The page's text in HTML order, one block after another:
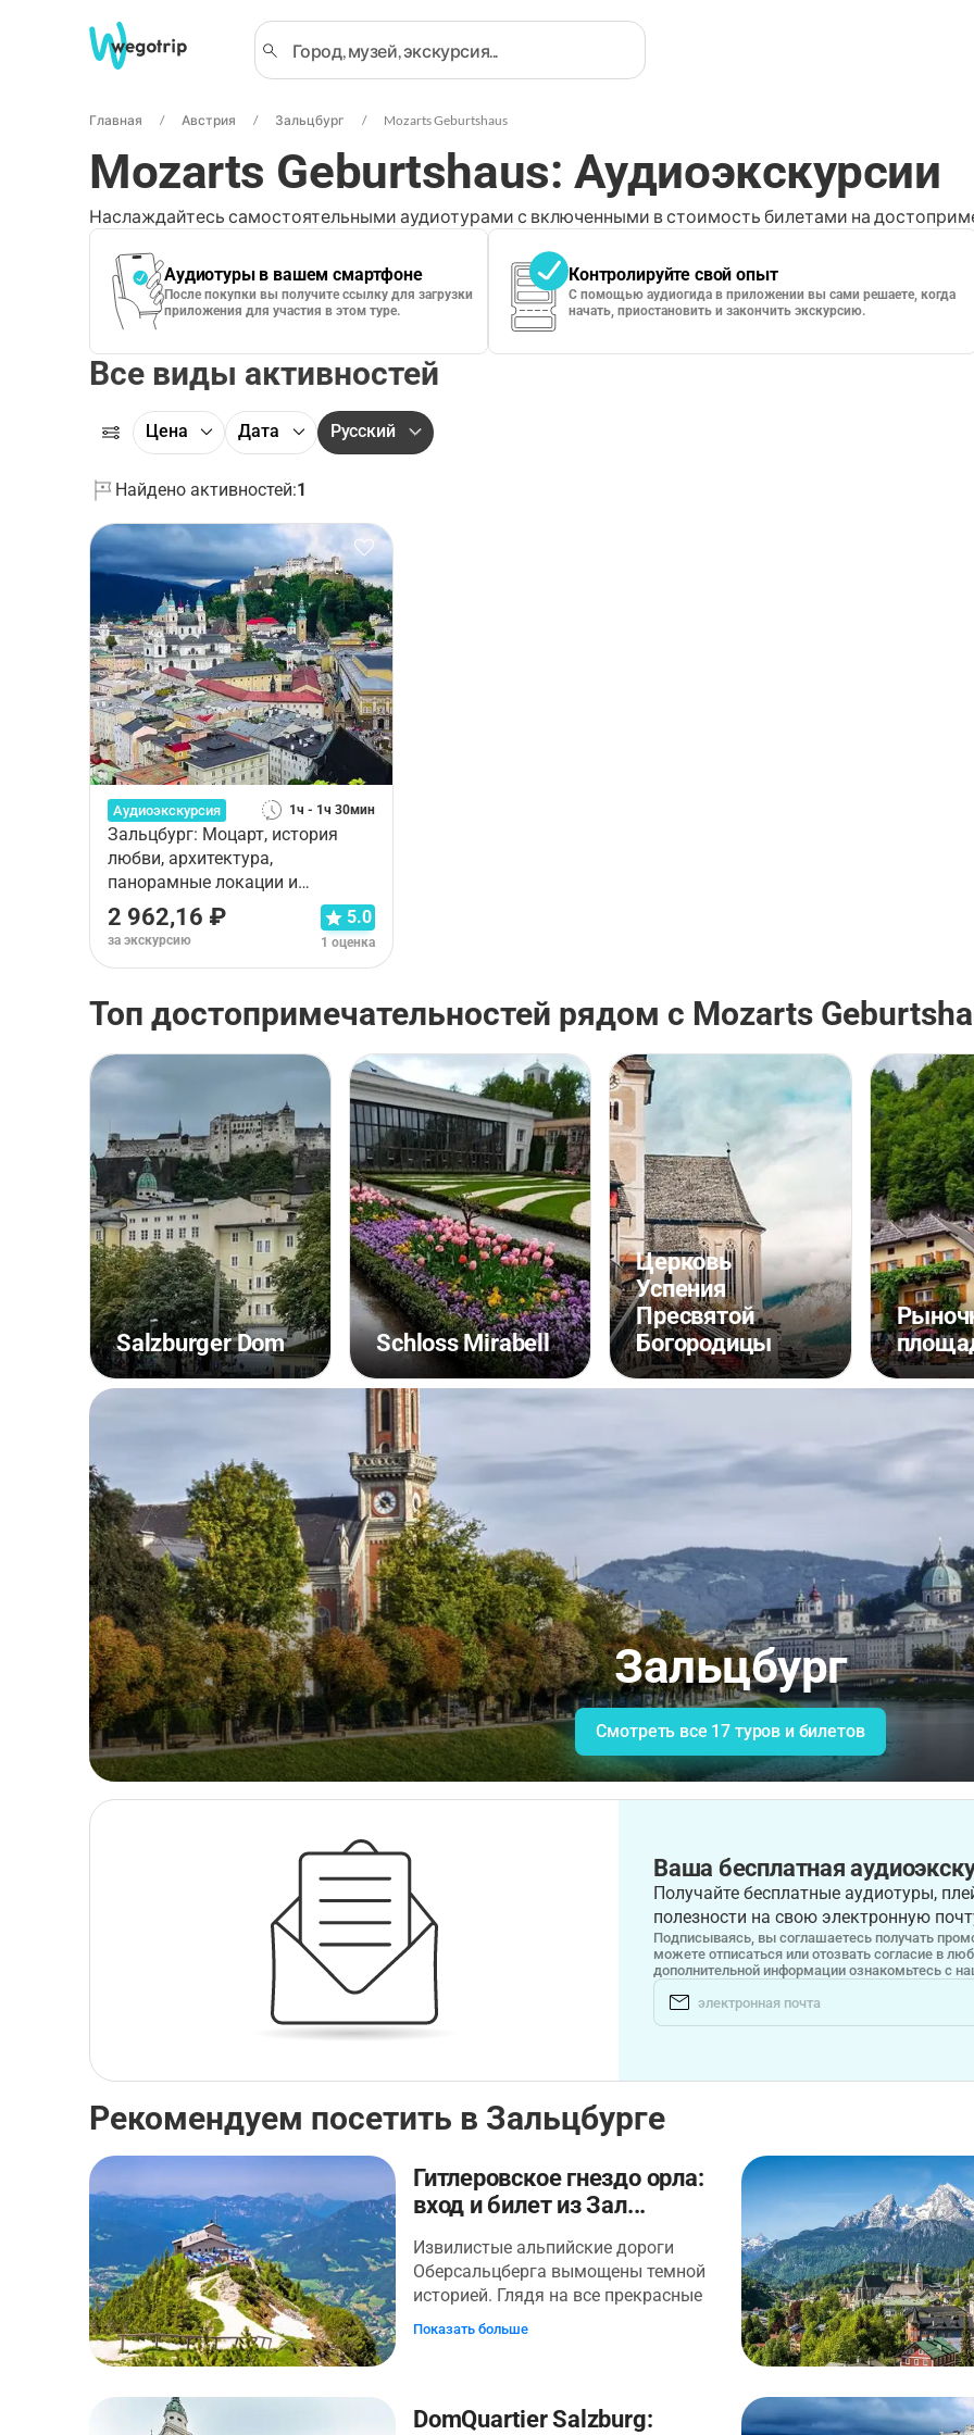
Главная Австрия Зальцбург Mozarts Geburtshaus
Mozarts Geburtshaus: Аудиоэкскурсии
Наслаждайтесь самостоятельными аудиотурами с включенными в стоимость билетами на
Аудиотуры в вашем смартфоне
После покупки вы получите ссылку для загрузки
приложения для участия в этом туре.
Контролируйте свой опыт
С помощью аудиогида в приложении вы сами решаете, когда
начать, приостановить и закончить экскурсию.
Все виды активностей
Цена Дата Русский
Найдено активностей:1
Аудиоэкскурсия 1ч - 1ч 30мин
Зальцбург: Моцарт, история
любви, архитектура,
панорамные локации и
дессерты!
2 962,16 ₽
за экскурсию
5.0
1 оценка
Топ достопримечательностей рядом с Mozarts
Salzburger Dom Schloss Mirabell
Церковь
Успения
Пресвятой
Богородицы
Зальцбург
Смотреть все 17 туров и билетов
Ваша бесплатная
Получайте бесплатные аудиотуры,
полезности на свою электронную
Подписываясь, вы соглашаетесь получать
можете отписаться или отозвать согласие в
дополнительной информации ознакомьтесь с
Рекомендуем посетить в Зальцбурге
Гитлеровское гнездо орла:
вход и билет из Зал...
Извилистые альпийские дороги
Оберсальцберга вымощены темной
историей. Глядя на все прекрасные
горы, изрезанные долины и пышные
Возьмите тур из Зальцбурга в оба
Показать больше
DomQuartier Salzburg: